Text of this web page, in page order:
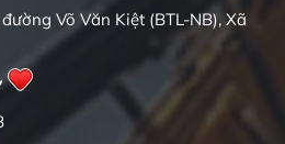
Võ Văn Kiệt (BTL-NB), Xã